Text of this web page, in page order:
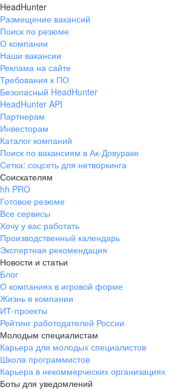
HeadHunter
Размещение вакансий
Поиск по резюме
О компании
Наши вакансии
Реклама на сайте
Требования к ПО
Безопасный HeadHunter
HeadHunter API
Партнерам
Инвесторам
Каталог компаний
Поиск по вакансиям в Ак-Довураке
Сетка: соцсеть для нетворкинга
Соискателям
hh PRO
Готовое резюме
Все сервисы
Хочу у вас работать
Производственный календарь
Экспертная рекомендация
Новости и статьи
Блог
О компаниях в игровой форме
Жизнь в компании
ИТ-проекты
Рейтинг работодателей России
Молодым специалистам
Карьера для молодых специалистов
Школа программистов
Карьера в некоммерческих организациях
Боты для уведомлений